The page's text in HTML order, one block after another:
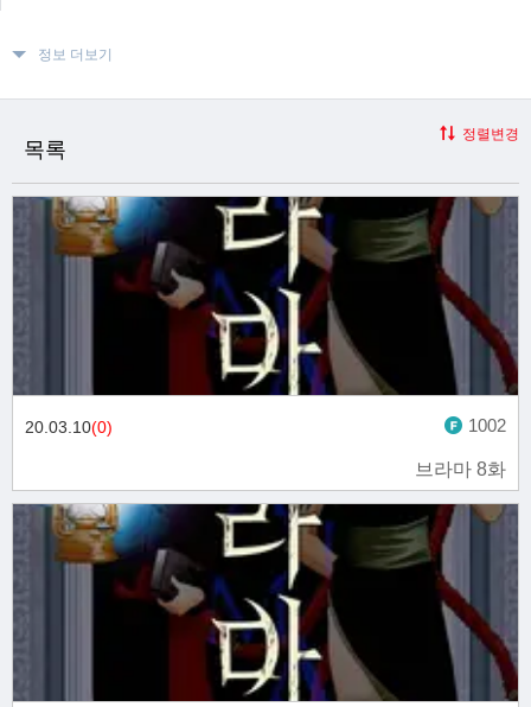
정보 더보기
목록
정렬변경
브라마 8화
20.03.10(0) 1002